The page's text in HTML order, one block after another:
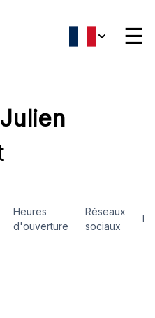
☰
Heures
d'ouverture
Réseaux
sociaux